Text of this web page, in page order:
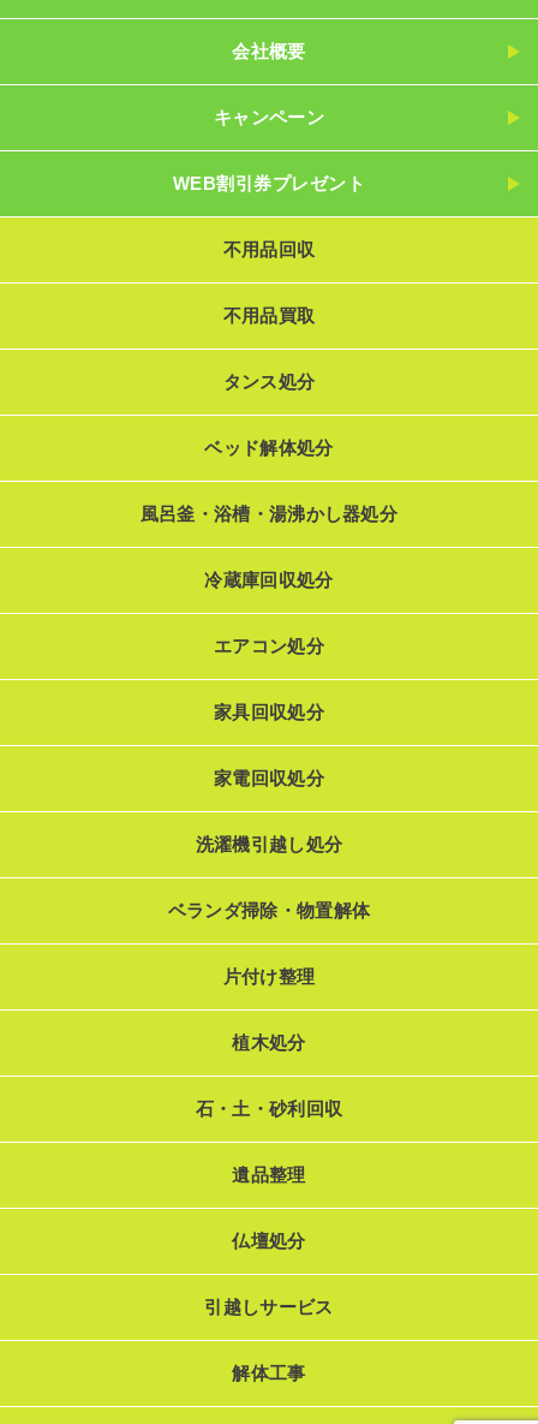
会社概要
キャンペーン
WEB割引券プレゼント
不用品回収
不用品買取
タンス処分
ベッド解体処分
風呂釜・浴槽・湯沸かし器処分
冷蔵庫回収処分
エアコン処分
家具回収処分
家電回収処分
洗濯機引越し処分
ベランダ掃除・物置解体
片付け整理
植木処分
石・土・砂利回収
遺品整理
仏壇処分
引越しサービス
解体工事